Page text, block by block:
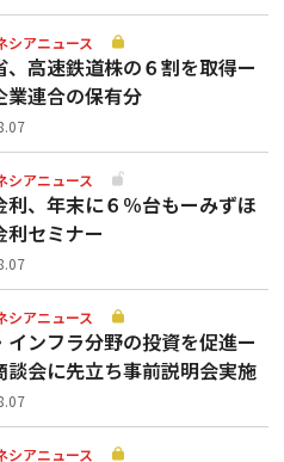
シアニュース
、高速鉄道株の６割を取得ー
業連合の保有分
シアニュース
利、年末に６％台もーみずほ
利セミナー
シアニュース
インフラ分野の投資を促進ー
談会に先立ち事前説明会実施
シアニュース